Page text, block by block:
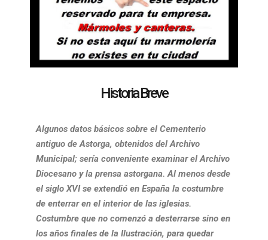
Historia Breve
Algunos datos básicos sobre el Cementerio
antiguo de Astorga, obtenidos del Archivo
Municipal; sería conveniente examinar el Archivo
Diocesano y la prensa astorgana. Al menos desde
el siglo XVI se extendió en España la costumbre
de enterrar en el interior de las iglesias.
Costumbre que no comenzó a desterrarse sino en
los años finales de la Ilustración, para quedar